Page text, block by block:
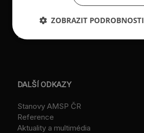
IČ: 26547783
DIČ: CZ26547783
DALŠÍ ODKAZY
Stanovy AMSP ČR
Reference
Aktuality a multimédia
ZOBRAZIT PODROBNOSTI